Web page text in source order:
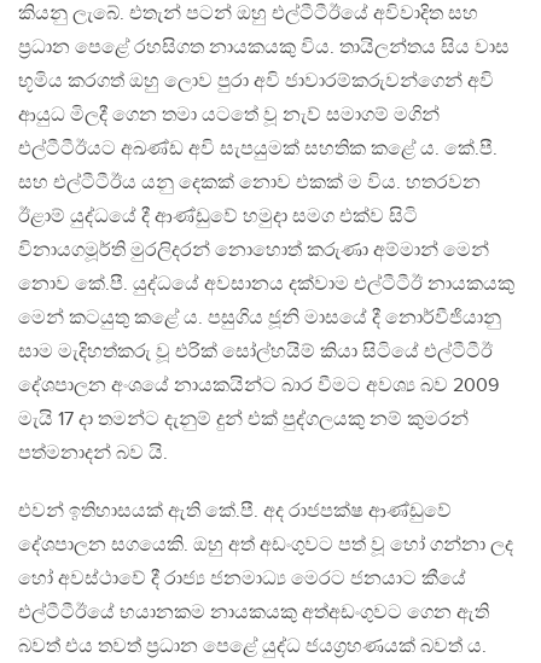
කියනු ලැබේ. එතැන් පටන් ඔහු එල්ටීටීඊයේ අවිවාදිත සහ
ප්‍රධාන පෙළේ රහසිගත නායකයකු විය. තායිලන්තය සිය වාස
භූමිය කරගත් ඔහු ලොව පුරා අවි ජාවාරම්කරුවන්ගෙන් අවි
ආයුධ මිලදී ගෙන තමා යටතේ වූ නැව් සමාගම් මගින්
එල්ටීටීඊයට අඛණ්ඩ අවි සැපයුමක් සහතික කළේ ය. කේ.පී.
සහ එල්ටීටීඊය යනු දෙකක් නොව එකක් ම විය. හතරවන
ඊළාම් යුද්ධයේ දී ආණ්ඩුවේ හමුදා සමග එක්ව සිටි
විනායගමූර්ති මුරලිදරන් නොහොත් කරුණා අම්මාන් මෙන්
නොව කේ.පී. යුද්ධයේ අවසානය දක්වාම එල්ටීටීඊ නායකයකු
මෙන් කටයුතු කළේ ය. පසුගිය ජූනි මාසයේ දී නොර්වීජියානු
සාම මැදිහත්කරු වූ එරික් සෝල්හයිම් කියා සිටියේ එල්ටීටීඊ
දේශපාලන අංශයේ නායකයින්ට බාර වීමට අවශ්‍ය බව 2009
මැයි 17 දා තමන්ට දැනුම් දුන් එක් පුද්ගලයකු නම් කුමරන්
පත්මනාදන් බව යි.
එවන් ඉතිහාසයක් ඇති කේ.පී. අද රාජපක්ෂ ආණ්ඩුවේ
දේශපාලන සගයෙකි. ඔහු අත් අඩංගුවට පත් වූ හෝ ගන්නා ලද
හෝ අවස්ථාවේ දී රාජ්‍ය ජනමාධ්‍ය මෙරට ජනයාට කීයේ
එල්ටීටීඊයේ භයානකම නායකයකු අත්අඩංගුවට ගෙන ඇති
බවත් එය තවත් ප්‍රධාන පෙළේ යුද්ධ ජයග්‍රහණයක් බවත් ය.